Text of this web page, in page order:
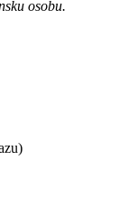
osobu.